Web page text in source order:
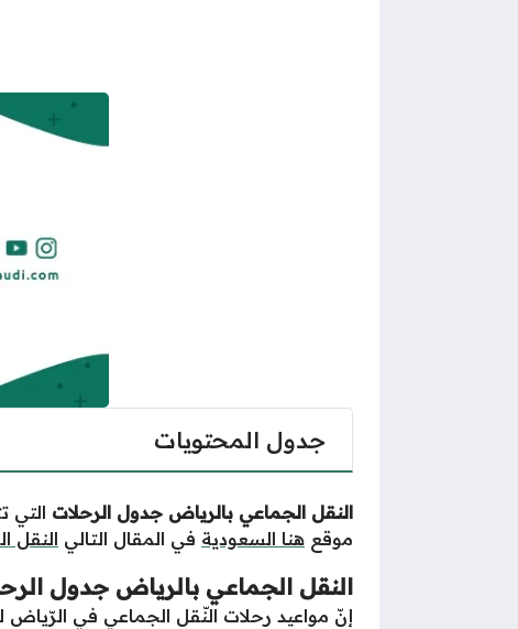
جدول المحتويات
النقل الجماعي بالرياض جدول الرحلات التي
موقع هنا السعودية في المقال التالي النقل
النقل الجماعي بالرياض جدول
إنّ مواعيد رحلات النّقل الجماعي في الرّياض